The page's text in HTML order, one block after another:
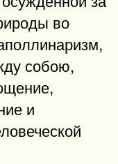
во
собою,
и